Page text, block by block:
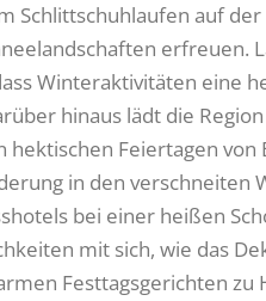
Schlittschuhlaufen auf
erfreuen.
Winteraktivitäten eine
hinaus lädt die
hektischen Feiertagen
in den verschneiten
bei einer heißen
mit sich, wie das
Festtagsgerichten zu